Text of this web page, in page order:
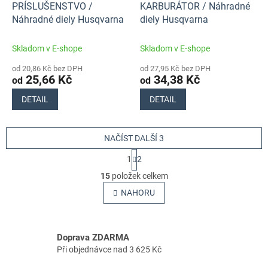
PRÍSLUŠENSTVO /
Náhradné diely Husqvarna
Skladom v E-shope
od 20,86 Kč bez DPH
od 25,66 Kč
DETAIL
KARBURÁTOR / Náhradné
diely Husqvarna
Skladom v E-shope
od 27,95 Kč bez DPH
od 34,38 Kč
DETAIL
O
v
l
á
í
NAČÍST DALŠÍ 3
S
t
r
á
n
k
n
í
1
2
15položek celkem
NAHORU
Doprava ZDARMA
Při objednávce nad 3 625 Kč